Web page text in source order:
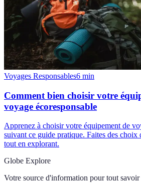
Voyages Responsables6 min
Comment bien choisir votre
voyage écoresponsable
Apprenez à choisir votre équipement de
suivant ce guide pratique. Faites des choix
tout en explorant.
Globe Explore
Votre source d'information pour tout savoir